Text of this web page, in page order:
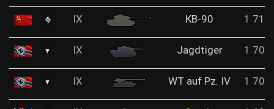
IX КВ-90 1
IX Jagdtiger 1
IX WT auf Pz. IV 1